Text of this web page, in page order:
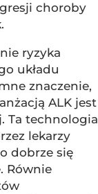
choroby
ryzyka
układu
znaczenie,
ALK jest
Ta technologia
lekarzy
dobrze się
Równie